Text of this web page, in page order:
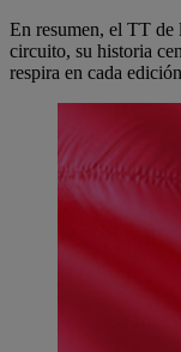
En resumen, el TT de
circuito, su historia
respira en cada